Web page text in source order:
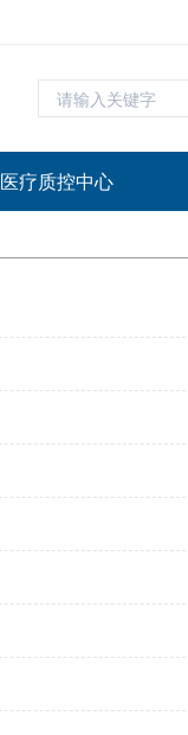
医疗质控中心